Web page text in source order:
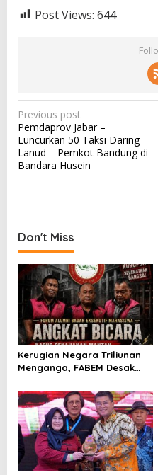
Post Views: 644
P
o
s
t
v
i
g
a
t
i
o
n
Previous post
Pemdaprov Jabar –
Luncurkan 50 Taksi Daring
Lanud – Pemkot Bandung di
Bandara Husein
Don't Miss
Kerugian Negara Triliunan
Menganga, FABEM Desak
Afiliasi Tersangka MBG